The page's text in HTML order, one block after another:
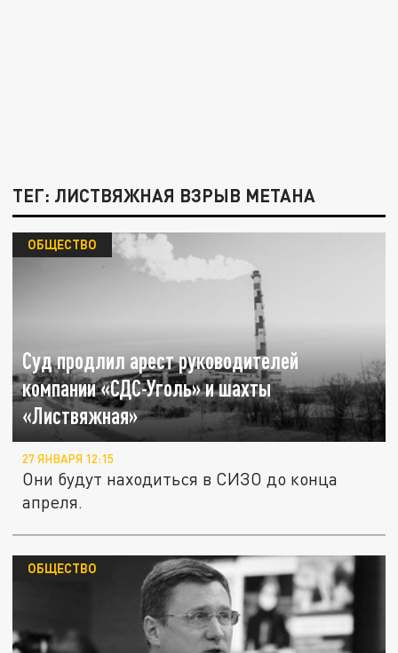
ТЕГ: ЛИСТВЯЖНАЯ ВЗРЫВ МЕТАНА
Суд продлил арест руководителей
компании «СДС-Уголь» и шахты
«Листвяжная»
ОБЩЕСТВО
27 ЯНВАРЯ 12:15
Они будут находиться в СИЗО до конца
апреля.
ОБЩЕСТВО